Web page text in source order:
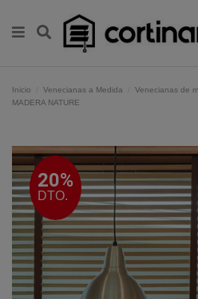
Inicio Venecianas a Medida Venecianas de
MADERA NATURE
20%
DTO.